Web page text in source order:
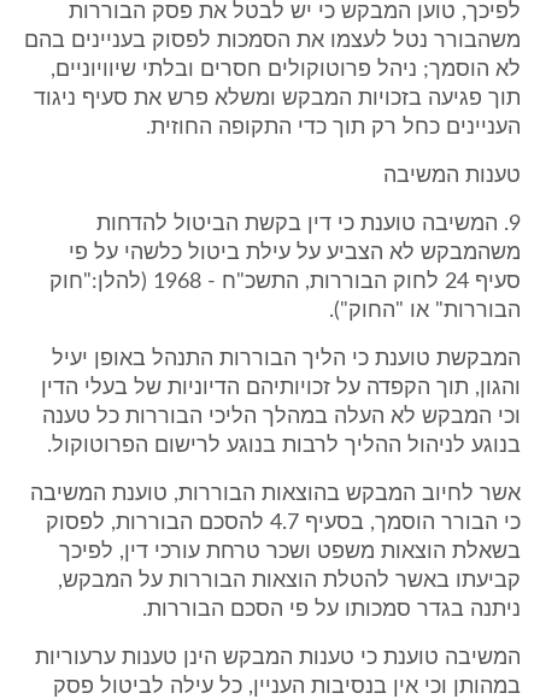
לפיכך, טוען המבקש כי יש לבטל את פסק הבוררות
משהבורר נטל לעצמו את הסמכות לפסוק בעניינים בהם
לא הוסמך; ניהל פרוטוקולים חסרים ובלתי שיוויוניים,
תוך פגיעה בזכויות המבקש ומשלא פרש את סעיף ניגוד
העניינים כחל רק תוך כדי התקופה החוזית.
טענות המשיבה
9. המשיבה טוענת כי דין בקשת הביטול להדחות
משהמבקש לא הצביע על עילת ביטול כלשהי על פי
סעיף 24 לחוק הבוררות, התשכ"ח - 1968 (להלן:"חוק
הבוררות" או "החוק").
המבקשת טוענת כי הליך הבוררות התנהל באופן יעיל
והגון, תוך הקפדה על זכויותיהם הדיוניות של בעלי הדין
וכי המבקש לא העלה במהלך הליכי הבוררות כל טענה
בנוגע לניהול ההליך לרבות בנוגע לרישום הפרוטוקול.
אשר לחיוב המבקש בהוצאות הבוררות, טוענת המשיבה
כי הבורר הוסמך, בסעיף 4.7 להסכם הבוררות, לפסוק
בשאלת הוצאות משפט ושכר טרחת עורכי דין, לפיכך
קביעתו באשר להטלת הוצאות הבוררות על המבקש,
ניתנה בגדר סמכותו על פי הסכם הבוררות.
המשיבה טוענת כי טענות המבקש הינן טענות ערעוריות
במהותן וכי אין בנסיבות העניין, כל עילה לביטול פסק